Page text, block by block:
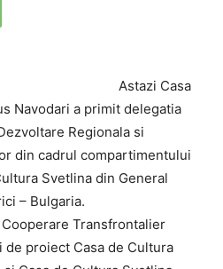
Astazi Casa
Navodari a primit delegatia
Regionala si
din cadrul compartimentului
Svetlina din General
– Bulgaria.
Transfrontalier
proiect Casa de Cultura